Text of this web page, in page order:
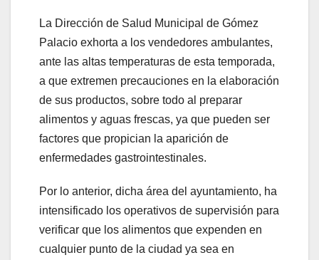
La Dirección de Salud Municipal de Gómez
Palacio exhorta a los vendedores ambulantes,
ante las altas temperaturas de esta temporada,
a que extremen precauciones en la elaboración
de sus productos, sobre todo al preparar
alimentos y aguas frescas, ya que pueden ser
factores que propician la aparición de
enfermedades gastrointestinales.
Por lo anterior, dicha área del ayuntamiento, ha
intensificado los operativos de supervisión para
verificar que los alimentos que expenden en
cualquier punto de la ciudad ya sea en